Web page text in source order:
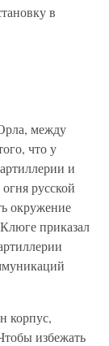
в
между
что у
и
русской
окружение
приказал
корпус,
избежать